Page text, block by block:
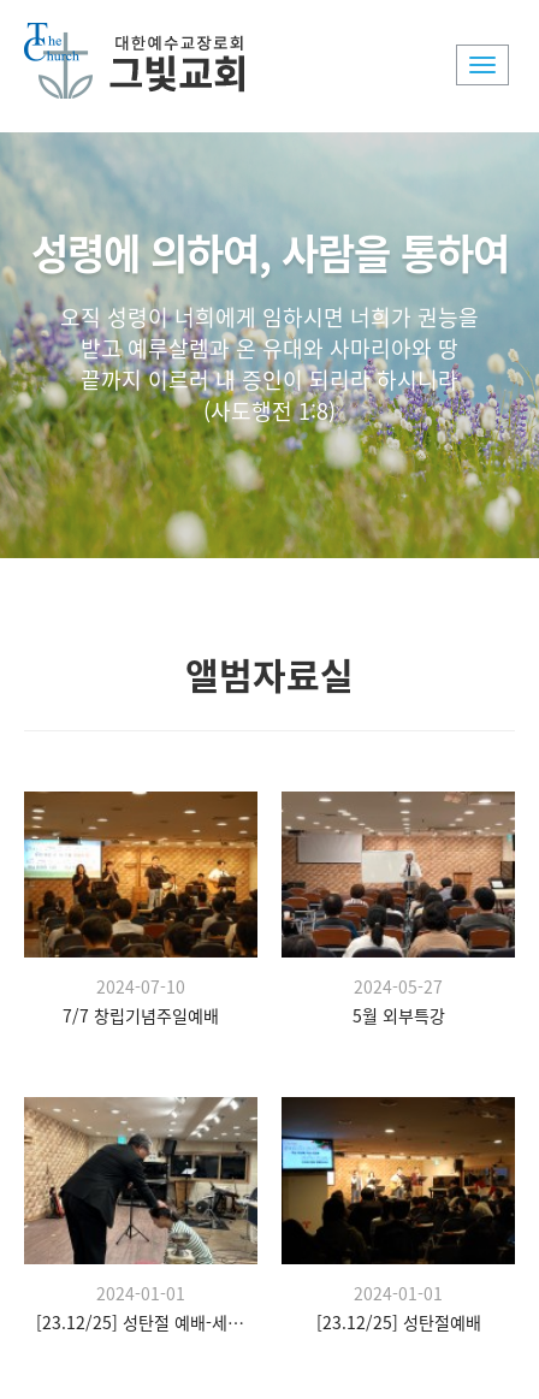
Toggle
성령에 의하여, 사람을 통하여
오직 성령이 너희에게 임하시면 너희가 권능을
받고 예루살렘과 온 유대와 사마리아와 땅
끝까지 이르러 내 증인이 되리라 하시니라
(사도행전 1:8)
앨범자료실
2024-07-10
7/7 창립기념주일예배
2024-05-27
5월 외부특강
2024-01-01
[23.12/25] 성탄절 예배-세례식
2024-01-01
[23.12/25] 성탄절예배